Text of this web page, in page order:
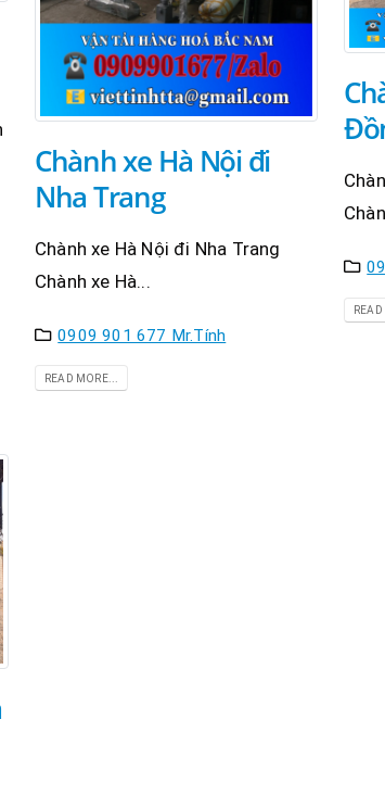
Chành xe Hà Nội đi
Nha Trang
Chành xe Hà Nội đi Nha Trang
Chành xe Hà...
0909 901 677 Mr.Tính
READ MORE...
READ